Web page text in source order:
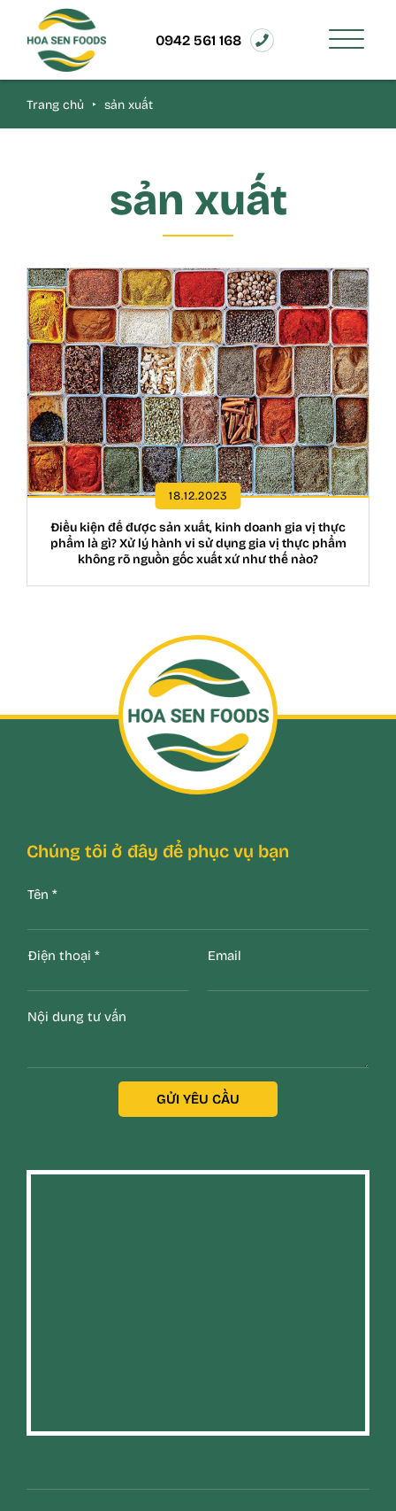
0942 561 168
Trang chủ ‣ sản xuất
sản xuất
18.12.2023
Điều kiện để được sản xuất, kinh doanh gia vị thực
phẩm là gì? Xử lý hành vi sử dụng gia vị thực phẩm
không rõ nguồn gốc xuất xứ như thế nào?
Chúng tôi ở đây để phục vụ bạn
Tên *
Điện thoại * Email
Nội dung tư vấn
GỬI YÊU CẦU